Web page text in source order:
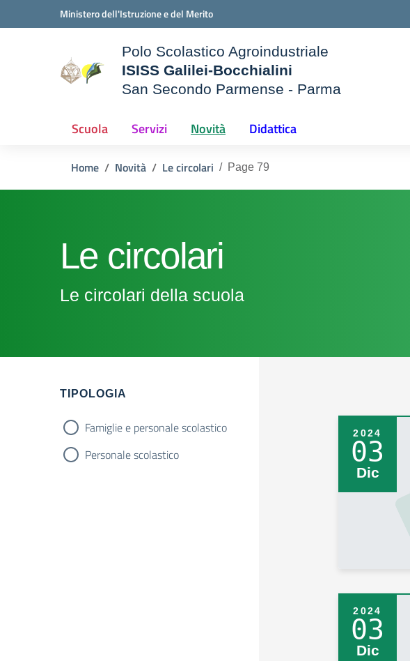
Vai ai contenuti
Vai al menu di navigazioneMinistero dell'Istruzione e del Merito
Polo Scolastico Agroindustriale
ISISS Galilei-Bocchialini
San Secondo Parmense - Parma
Scuola Servizi Novità Didattica
Home Novità Le circolari Page 79
Le circolari
Le circolari della scuola
Filtri
TIPOLOGIA
Famiglie e personale scolastico
Personale scolastico
2024
03
Dic
2024
03
Dic